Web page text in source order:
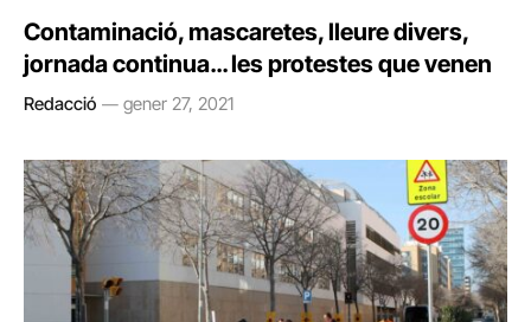
Contaminació, mascaretes, lleure divers,
jornada continua… les protestes que venen
Redacció gener 27, 2021